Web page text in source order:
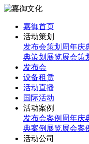
嘉御首页
活动策划
发布会策划 周年庆
典策划 展览展会策
发布会
设备租赁
活动直播
国际活动
活动案例
发布会案例 周年庆
典案例 展览展会案
活动公司